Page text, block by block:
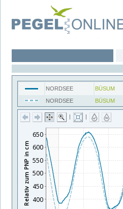
NORDSEE BÜSUM
NORDSEE
BÜSUM
| |